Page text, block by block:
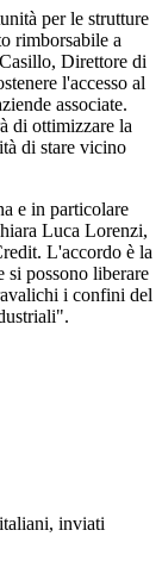
per le strutture
rimborsabile a
Direttore di
l'accesso al
associate.
di ottimizzare la
di stare vicino
e in particolare
Luca Lorenzi,
L'accordo è la
si possono liberare
i confini del
inviati